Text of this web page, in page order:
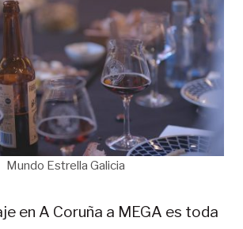
Mundo Estrella Galicia
en A Coruña a MEGA es toda